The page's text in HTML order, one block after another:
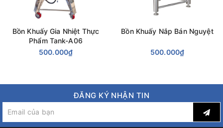
Bồn Khuấy Gia Nhiệt Thực
Phẩm Tank-A06
500.000₫
Bồn Khuấy Nắp Bán Nguyệt
500.000₫
ĐĂNG KÝ NHẬN TIN